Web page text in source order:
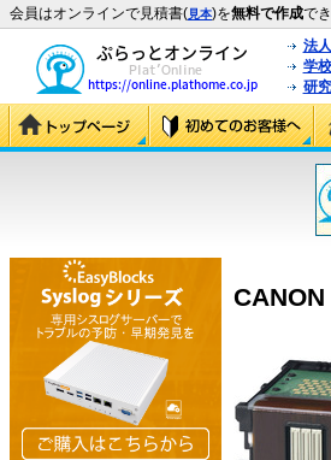
会員はオンラインで見積書(見本)を無料で作成で
法
学
研